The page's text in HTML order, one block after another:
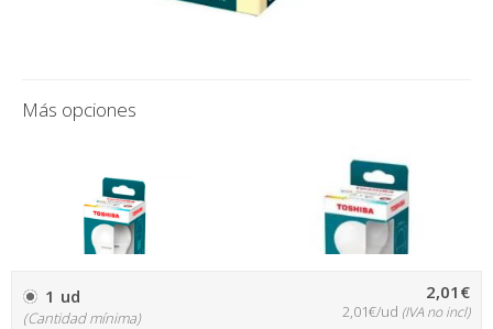
Más opciones
1 ud
(Cantidad mínima)
2,01€
2,01€/ud (IVA no incl)